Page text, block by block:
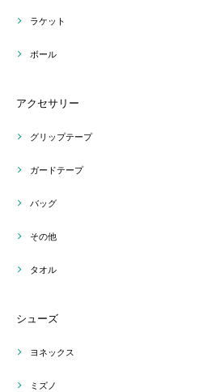
ラケット
ボール
アクセサリー
グリップテープ
ガードテープ
バッグ
その他
タオル
シューズ
ヨネックス
ミズノ